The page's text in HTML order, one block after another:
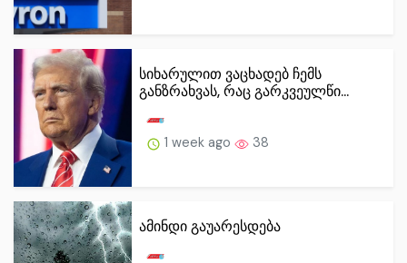
სიხარულით ვაცხადებ ჩემს
განზრახვას, რაც გარკვეულწი...
1 week ago 38
ამინდი გაუარესდება